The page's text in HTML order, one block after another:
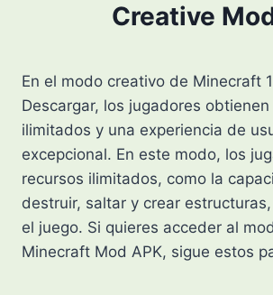
Creative
En el modo creativo de Minecraft
Descargar, los jugadores
ilimitados y una experiencia de
excepcional. En este modo, los
recursos ilimitados, como la
destruir, saltar y crear
el juego. Si quieres acceder al
Minecraft Mod APK, sigue estos